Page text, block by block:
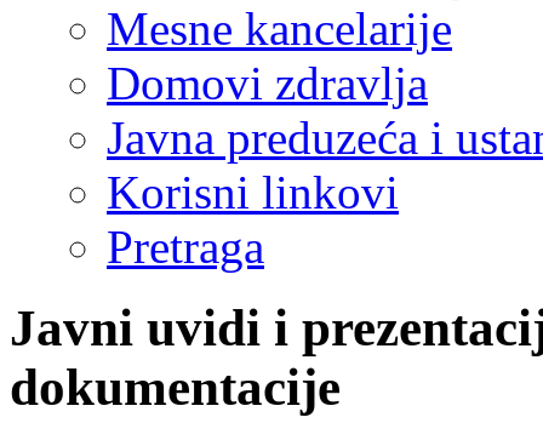
Mesne kancelarije
Domovi zdravlja
Javna preduzeća i
Korisni linkovi
Pretraga
Javni uvidi i
dokumentacije